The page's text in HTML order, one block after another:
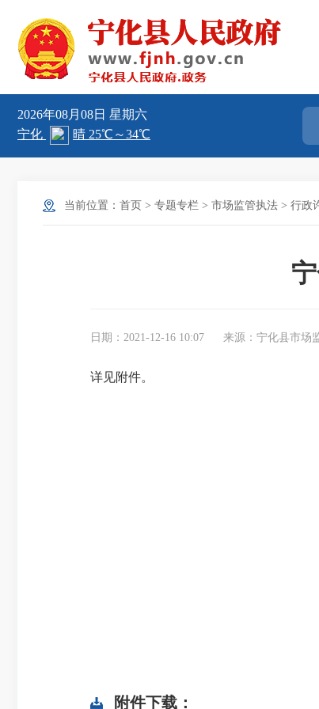
2026年08月08日 星期六
当前位置： 首页 > 专题专栏 > 市场监管执法 > 行政
日期：2021-12-16 10:07 来源：宁化县市场
详见附件。
附件下载：